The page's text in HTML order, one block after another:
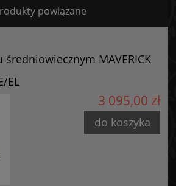
bezpieczeństwa
powiązane
MAVERICK
EL
3 095,00 zł
do koszyka